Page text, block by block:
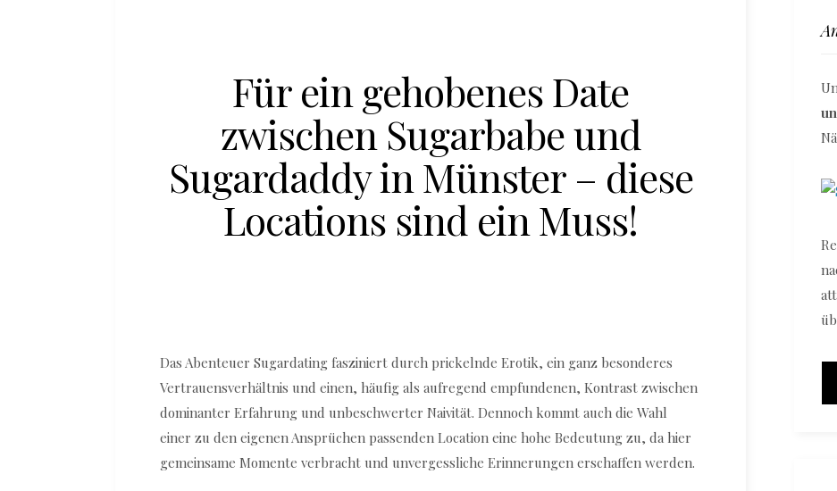
Für ein gehobenes Date
zwischen Sugarbabe und
Sugardaddy in Münster – diese
Locations sind ein Muss!
Das Abenteuer Sugardating fasziniert durch prickelnde Erotik, ein ganz besonderes
Vertrauensverhältnis und einen, häufig als aufregend empfundenen, Kontrast zwischen
dominanter Erfahrung und unbeschwerter Naivität. Dennoch kommt auch die Wahl
einer zu den eigenen Ansprüchen passenden Location eine hohe Bedeutung zu, da hier
gemeinsame Momente verbracht und unvergessliche Erinnerungen erschaffen werden.